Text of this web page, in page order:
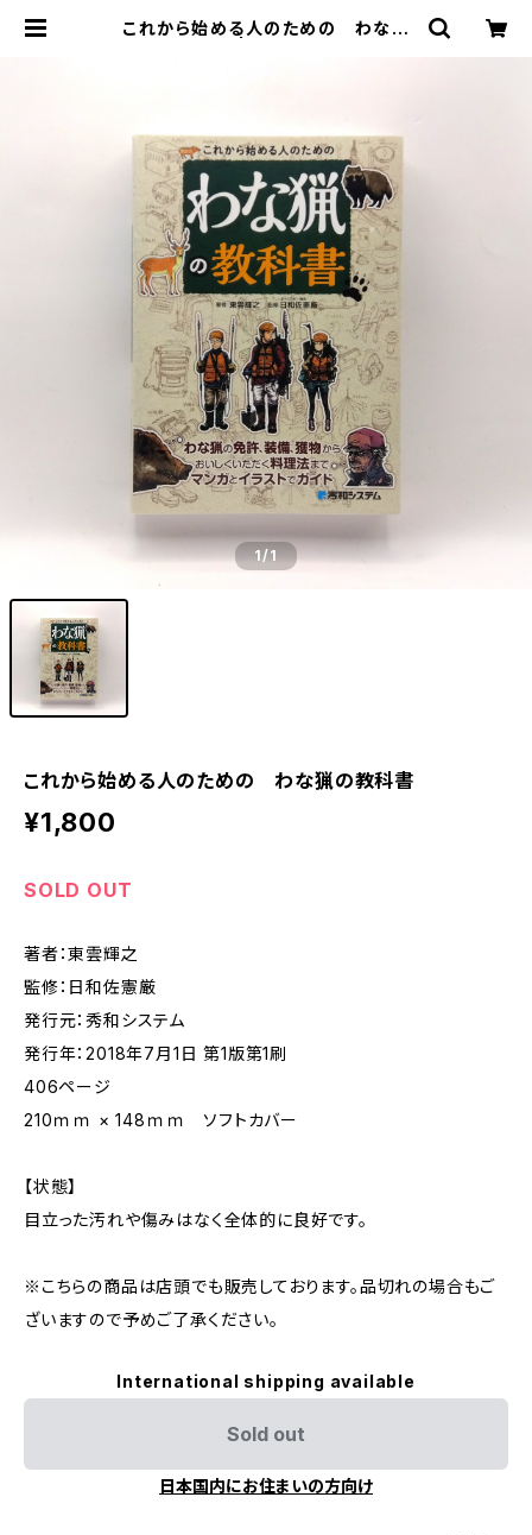
これから始める人のための わな猟
1/1
これから始める人のための わな猟の教科書
¥1,800
SOLD OUT
著者：東雲輝之
監修：日和佐憲厳
発行元：秀和システム
発行年：2018年7月1日 第1版第1刷
406ページ
210ｍｍ × 148ｍｍ ソフトカバー
【状態】
目立った汚れや傷みはなく全体的に良好です。
※こちらの商品は店頭でも販売しております。品切れの場合もご
ざいますので予めご了承ください。
International shipping available
Sold out
日本国内にお住まいの方向け